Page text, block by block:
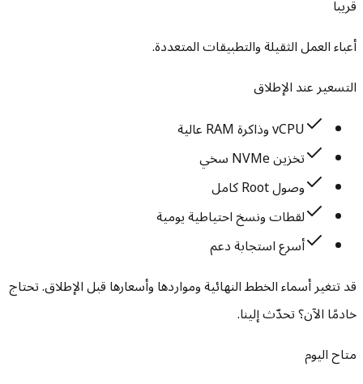
قريباً
أعباء العمل الثقيلة والتطبيقات المتعددة.
التسعير عند الإطلاق
vCPU وذاكرة RAM عالية
تخزين NVMe سخي
وصول Root كامل
لقطات ونسخ احتياطية يومية
أسرع استجابة دعم
قد تتغير أسماء الخطط النهائية ومواردها وأسعارها قبل الإطلاق. تحتاج
خادمًا الآن؟ تحدّث إلينا.
متاح اليوم